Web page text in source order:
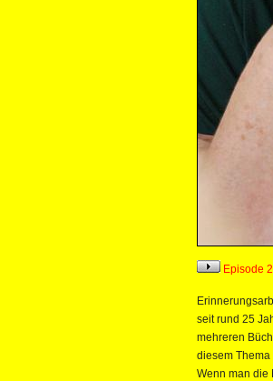
Episode
seit rund 25
mehreren
diesem
Wenn man die